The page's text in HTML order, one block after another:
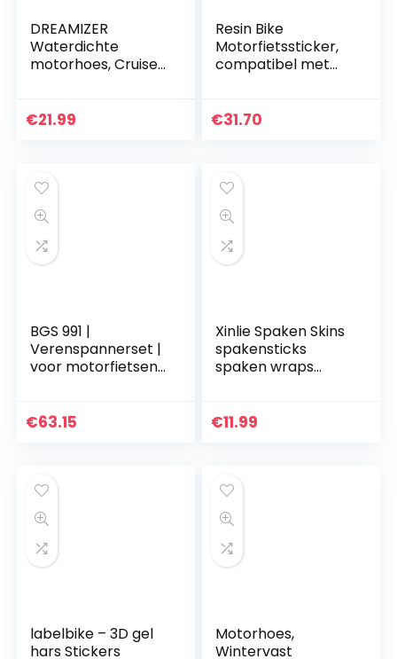
DREAMIZER
Waterdichte
motorhoes, Cruiser
vergrendelingsgat
€21.99
Resin Bike
Motorfietssticker,
compatibel met
spatbordbescher
€31.70
BGS 991 |
Verenspannerset |
voor motorfietsen |
€63.15
Xinlie Spaken Skins
spakensticks
spaken wraps
bekleding fiets
€11.99
labelbike – 3D gel
hars Stickers
Motorhoes,
Wintervast